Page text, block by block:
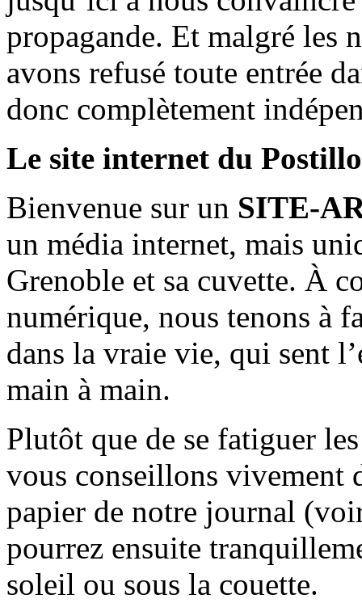
propagande. Et malgré les
avons refusé toute entrée
donc complètement
Le site internet du
Bienvenue sur un SITE-
un média internet, mais
Grenoble et sa cuvette. À
numérique, nous tenons à
dans la vraie vie, qui sent
main à main.
Plutôt que de se fatiguer
vous conseillons vivement
papier de notre journal
pourrez ensuite
soleil ou sous la couette.